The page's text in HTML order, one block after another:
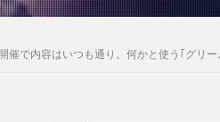
で内容はいつも通り。何かと使う｢グリ